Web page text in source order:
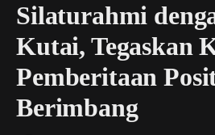
Silaturahmi
Kutai, Tegaskan
Pemberitaan
Berimbang